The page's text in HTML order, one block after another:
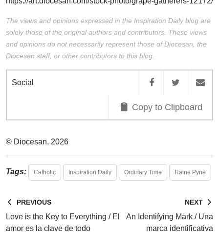
The views and opinions expressed in the Inspiration Daily blog are
solely those of the original authors and contributors. These views
and opinions do not necessarily represent those of Diocesan, the
Diocesan staff, or other contributors to this blog.
Social
Copy to Clipboard
© Diocesan, 2026
Tags: Catholic Inspiration Daily Ordinary Time Raine Pyne
PREVIOUS
Love is the Key to Everything / El
amor es la clave de todo
NEXT
An Identifying Mark / Una
marca identificativa